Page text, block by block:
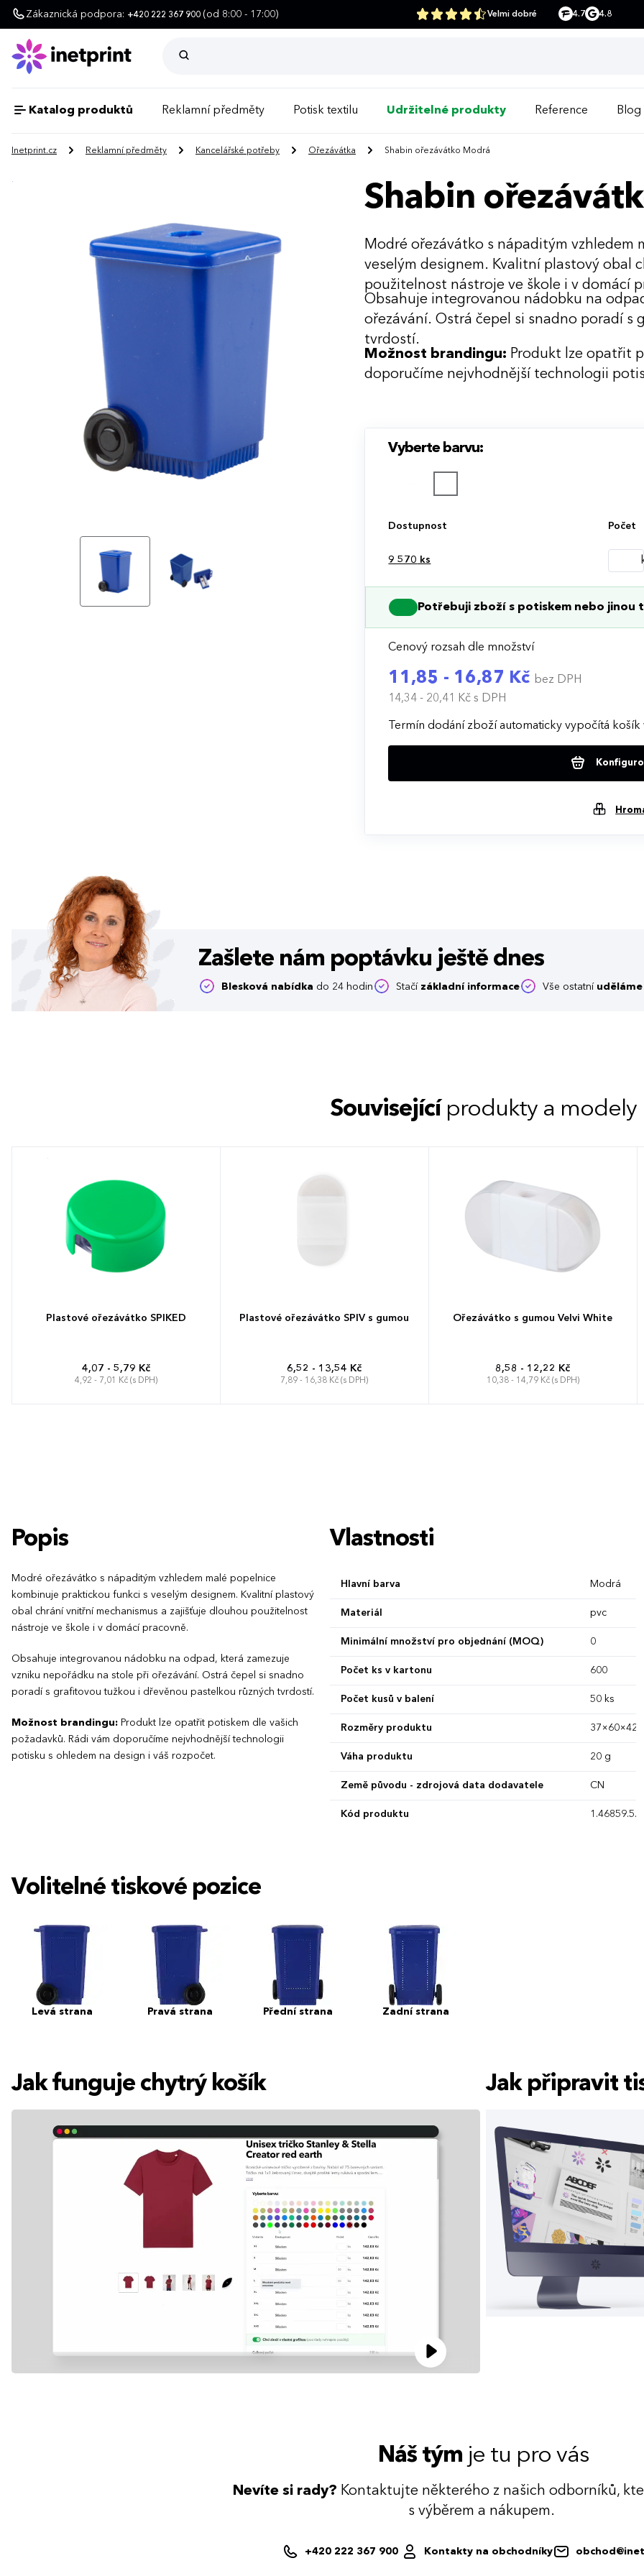
Zákaznická podpora: +420 222 367 900 (od 8:00 - 17:00) Velmi dobré 4.7 4.8
Katalog produktů Reklamní předměty Potisk textilu Udržitelné produkty Reference Blog
Inetprint.cz Reklamní předměty Kancelářské potřeby Ořezávátka Shabin ořezávátko Modrá
Shabin
Modré ořezávátko s nápaditým
veselým designem. Kvalitní plastový obal
použitelnost nástroje ve škole i v domácí
Obsahuje integrovanou nádobku na
ořezávání. Ostrá čepel si snadno poradí
tvrdostí.
Možnost brandingu: Produkt lze opatřit
doporučíme nejvhodnější technologii
Vyberte barvu:
Dostupnost Počet
9 570 ks
Potřebuji zboží s potiskem nebo jinou
Cenový rozsah dle množství
11,85 - 16,87 Kč bez DPH
14,34 - 20,41 Kčs DPH
Termín dodání zboží automaticky vypočítá
Zašlete nám poptávku ještě dnes
Blesková nabídka do 24 hodin Stačí základní informace Vše ostatní uděláme
Související produkty a modely
Plastové ořezávátko SPIKED
4,07 - 5,79 Kč
4,92 - 7,01 Kč (s DPH)
Plastové ořezávátko SPIV s gumou
6,52 - 13,54 Kč
7,89 - 16,38 Kč (s DPH)
Ořezávátko s gumou Velvi White
8,58 - 12,22 Kč
10,38 - 14,79 Kč (s DPH)
Popis
Modré ořezávátko s nápaditým vzhledem malé popelnice
kombinuje praktickou funkci s veselým designem. Kvalitní plastový
obal chrání vnitřní mechanismus a zajišťuje dlouhou použitelnost
nástroje ve škole i v domácí pracovně.
Obsahuje integrovanou nádobku na odpad, která zamezuje
vzniku nepořádku na stole při ořezávání. Ostrá čepel si snadno
poradí s grafitovou tužkou i dřevěnou pastelkou různých tvrdostí.
Možnost brandingu: Produkt lze opatřit potiskem dle vašich
požadavků. Rádi vám doporučíme nejvhodnější technologii
potisku s ohledem na design i váš rozpočet.
Vlastnosti
Hlavní barva Modrá
Materiál pvc
Minimální množství pro objednání (MOQ) 0
Počet ks v kartonu 600
Počet kusů v balení 50 ks
Rozměry produktu 37×60×42
Váha produktu 20 g
Země původu - zdrojová data dodavatele CN
Kód produktu 1.46859.5.00
Volitelné tiskové pozice
Levá strana Pravá strana Přední strana Zadní strana
Jak funguje chytrý košík Jak připravit
Náš tým je tu pro vás
Nevíte si rady? Kontaktujte některého z našich odborníků,
s výběrem a nákupem.
+420 222 367 900 Kontakty na obchodníky